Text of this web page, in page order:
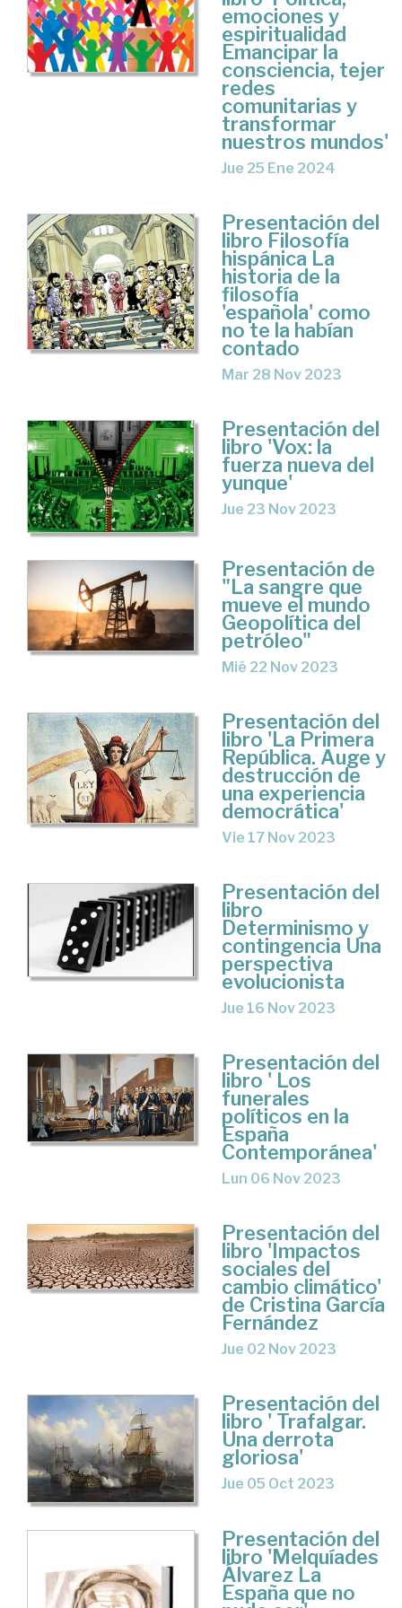
emociones y
espiritualidad
Emancipar la
consciencia, tejer
redes
comunitarias y
transformar
nuestros mundos'
Jue 25 Ene 2024
Presentación del
libro Filosofía
hispánica La
historia de la
filosofía
'española' como
no te la habían
contado
Mar 28 Nov 2023
Presentación del
libro 'Vox: la
fuerza nueva del
yunque'
Jue 23 Nov 2023
Presentación de
"La sangre que
mueve el mundo
Geopolítica del
petróleo"
Mié 22 Nov 2023
Presentación del
libro 'La Primera
República. Auge y
destrucción de
una experiencia
democrática'
Vie 17 Nov 2023
Presentación del
libro
Determinismo y
contingencia Una
perspectiva
evolucionista
Jue 16 Nov 2023
Presentación del
libro ' Los
funerales
políticos en la
España
Contemporánea'
Lun 06 Nov 2023
Presentación del
libro 'Impactos
sociales del
cambio climático'
de Cristina García
Fernández
Jue 02 Nov 2023
Presentación del
libro ' Trafalgar.
Una derrota
gloriosa'
Jue 05 Oct 2023
Presentación del
libro 'Melquíades
Álvarez La
España que no